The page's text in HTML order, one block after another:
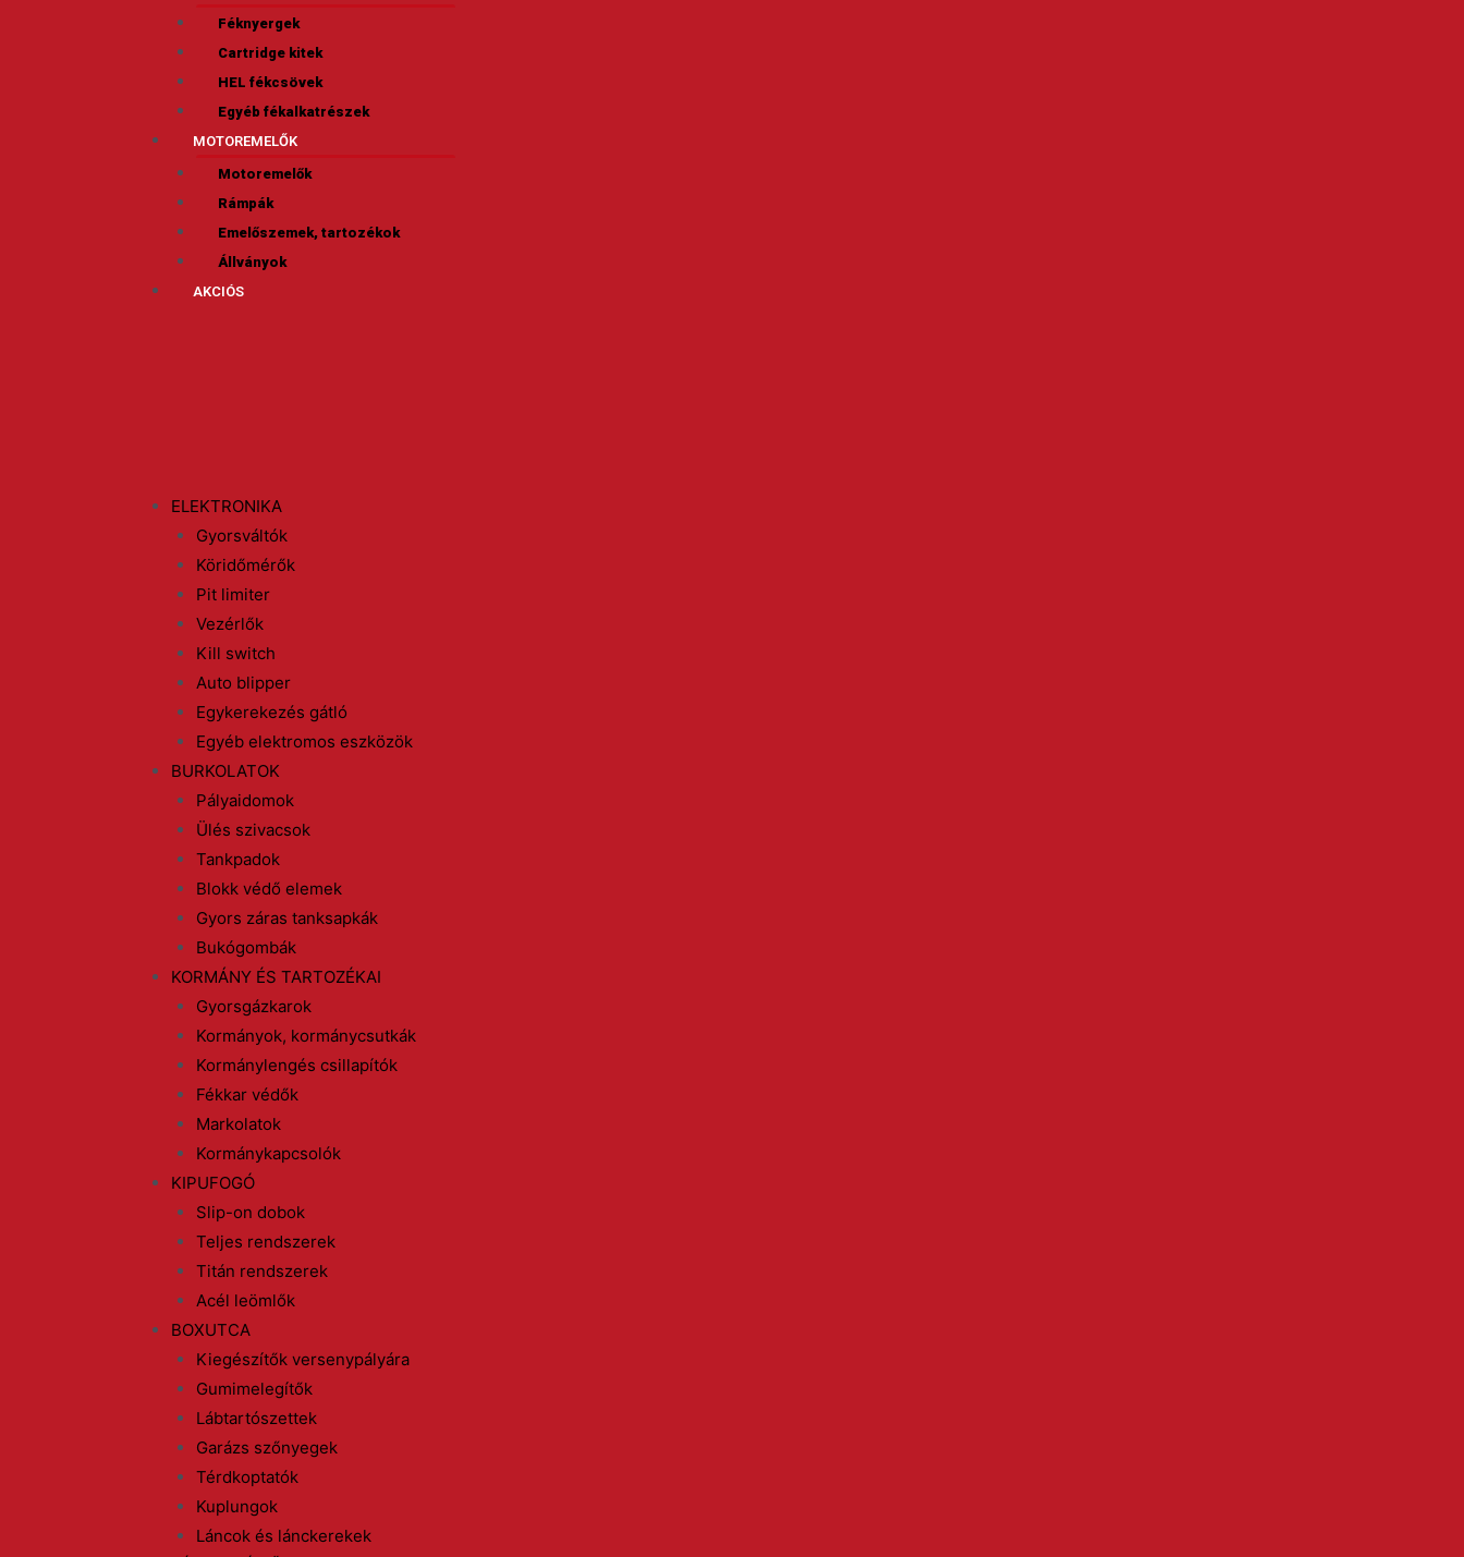
Féknyergek
Cartridge kitek
HEL fékcsövek
Egyéb fékalkatrészek
MOTOREMELŐK
Motoremelők
Rámpák
Emelőszemek, tartozékok
Állványok
AKCIÓS
ELEKTRONIKA
Gyorsváltók
Köridőmérők
Pit limiter
Vezérlők
Kill switch
Auto blipper
Egykerekezés gátló
Egyéb elektromos eszközök
BURKOLATOK
Pályaidomok
Ülés szivacsok
Tankpadok
Blokk védő elemek
Gyors záras tanksapkák
Bukógombák
KORMÁNY ÉS TARTOZÉKAI
Gyorsgázkarok
Kormányok, kormánycsutkák
Kormánylengés csillapítók
Fékkar védők
Markolatok
Kormánykapcsolók
KIPUFOGÓ
Slip-on dobok
Teljes rendszerek
Titán rendszerek
Acél leömlők
BOXUTCA
Kiegészítők versenypályára
Gumimelegítők
Lábtartószettek
Garázs szőnyegek
Térdkoptatók
Kuplungok
Láncok és lánckerekek